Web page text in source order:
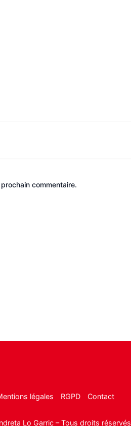
commentaire.
légales RGPD Contact
Lo Garric – Tous droits réservés